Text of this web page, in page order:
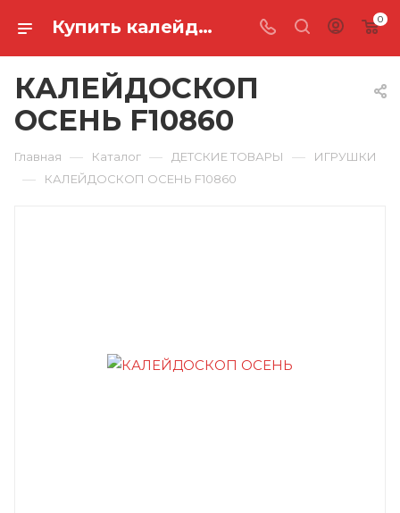
Купить калейдоскоп осень F10860 в Ростове-на-Дону 0
КАЛЕЙДОСКОП
ОСЕНЬ F10860
Главная — Каталог — ДЕТСКИЕ ТОВАРЫ — ИГРУШКИ
— КАЛЕЙДОСКОП ОСЕНЬ F10860